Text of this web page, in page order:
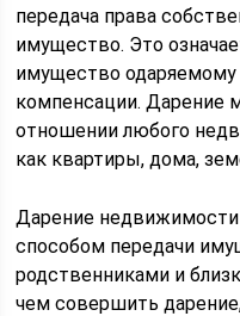
передача права
имущество. Это
имущество одаряемому
компенсации. Дарение
отношении любого
как квартиры, дома,
Дарение
способом передачи
родственниками и
чем совершить